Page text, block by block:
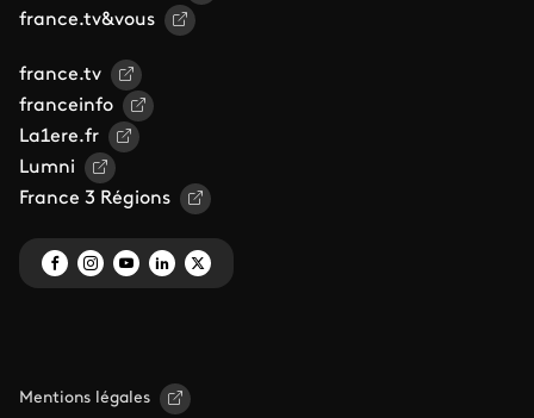
france.tv&vous
france.tv
franceinfo
La1ere.fr
Lumni
France 3 Régions
Mentions légales